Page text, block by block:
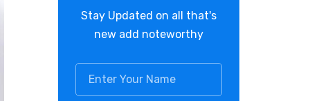
Stay Updated on all that's
new add noteworthy